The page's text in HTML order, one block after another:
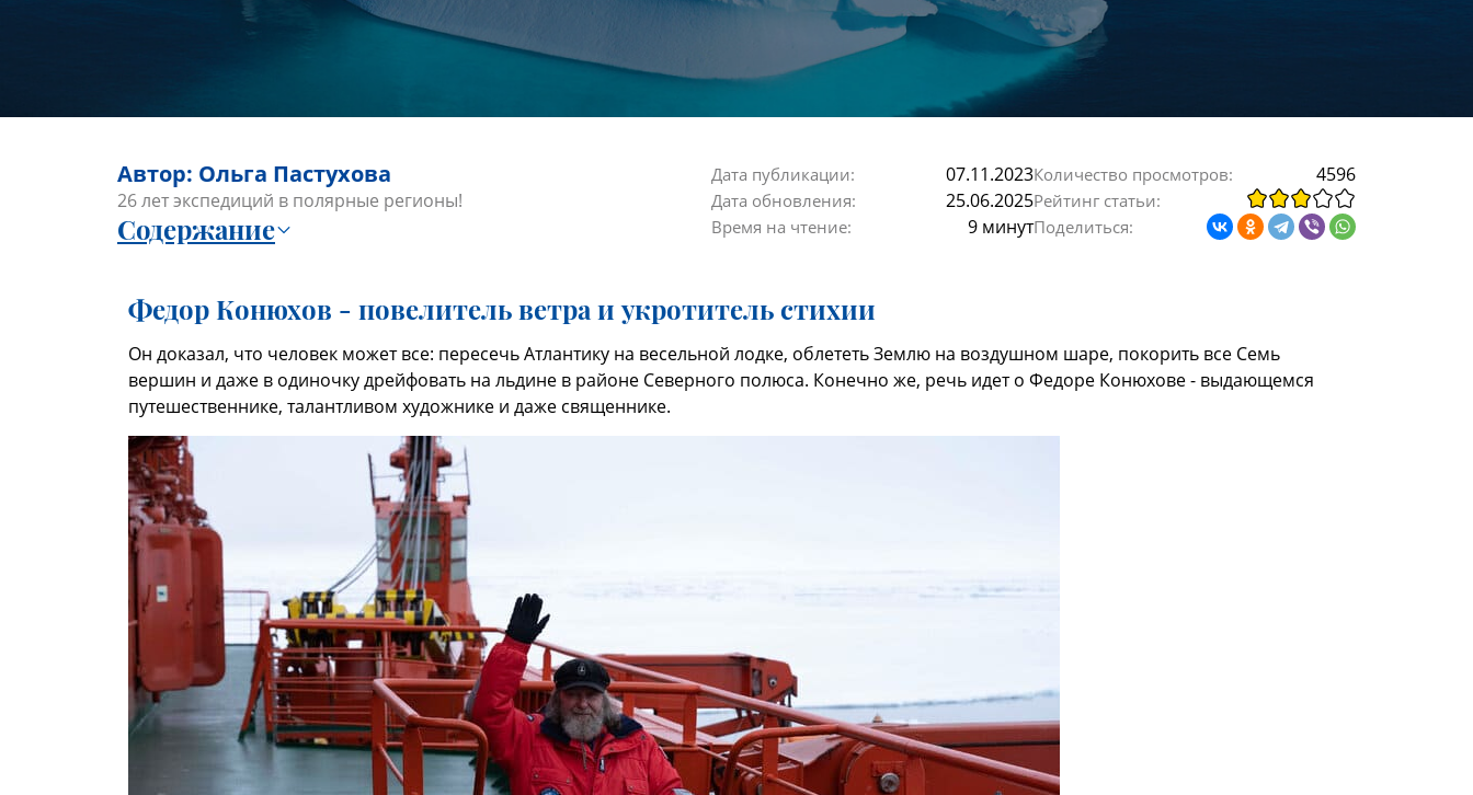
Автор: Ольга Пастухова
26 лет экспедиций в полярные регионы!
Содержание
Дата публикации: 07.11.2023
Дата обновления: 25.06.2025
Время на чтение: 9 минут
Количество просмотров: 4596
Рейтинг статьи:
Поделиться:
Федор Конюхов - повелитель ветра и укротитель стихии
Он доказал, что человек может все: пересечь Атлантику на весельной лодке, облететь Землю на воздушном шаре, покорить все Семь
вершин и даже в одиночку дрейфовать на льдине в районе Северного полюса. Конечно же, речь идет о Федоре Конюхове - выдающемся
путешественнике, талантливом художнике и даже священнике.